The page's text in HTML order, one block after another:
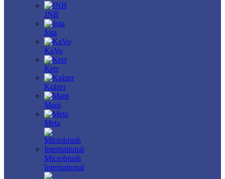
JNB
Jota
KaVo
Kerr
Kulzer
Mani
Meta
Microbrush
International